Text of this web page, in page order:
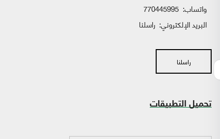
واتساب:
البريد الإلكتروني: راسلنا
راسلنا
تحميل التطبيقات